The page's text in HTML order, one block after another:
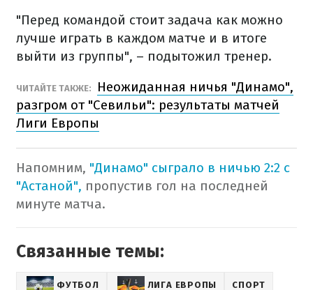
"Перед командой стоит задача как можно
лучше играть в каждом матче и в итоге
выйти из группы", – подытожил тренер.
ЧИТАЙТЕ ТАКЖЕ:
Неожиданная ничья "Динамо",
разгром от "Севильи": результаты матчей
Лиги Европы
Напомним, "Динамо" сыграло в ничью 2:2 с
"Астаной", пропустив гол на последней
минуте матча.
Связанные темы:
ФУТБОЛ ЛИГА ЕВРОПЫ СПОРТ